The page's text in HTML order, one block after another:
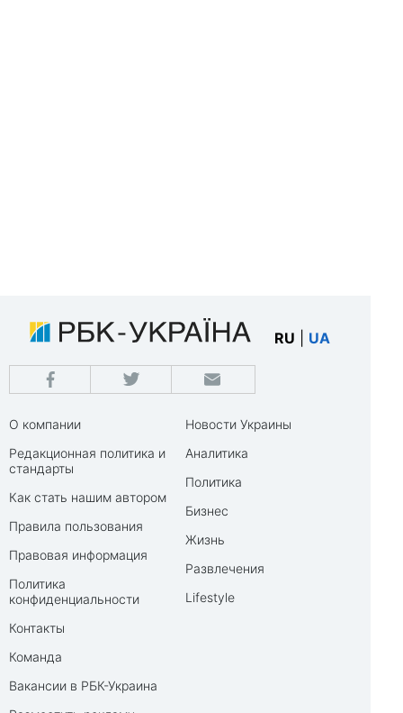
RU UA
О компании
Редакционная политика и
стандарты
Как стать нашим автором
Правила пользования
Правовая информация
Политика
конфиденциальности
Контакты
Команда
Вакансии в РБК-Украина
Новости Украины
Аналитика
Политика
Бизнес
Жизнь
Развлечения
Lifestyle